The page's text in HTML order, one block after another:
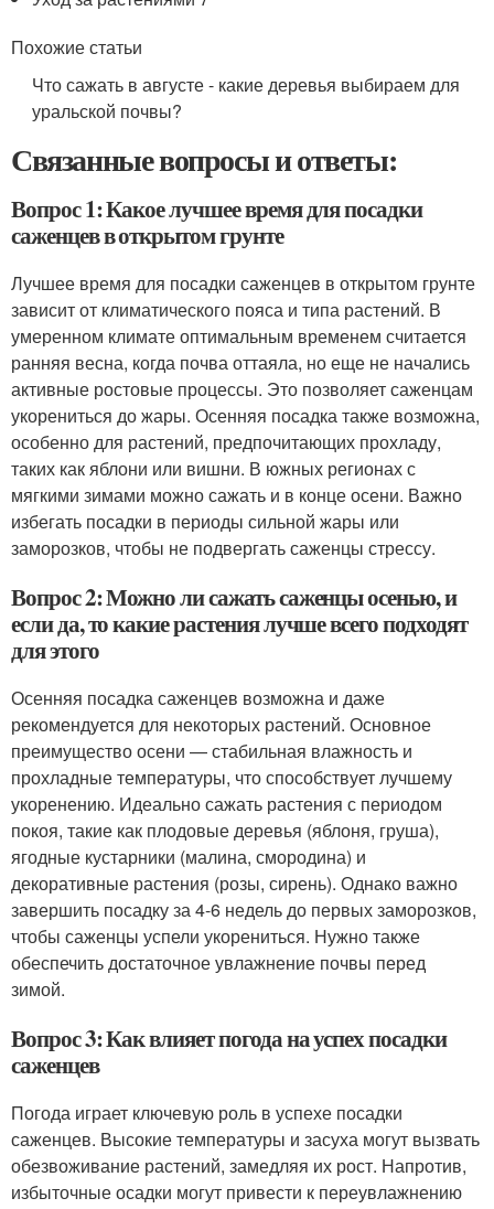
Похожие статьи
Что сажать в августе - какие деревья выбираем для
уральской почвы?
Связанные вопросы и ответы:
Вопрос 1: Какое лучшее время для посадки
саженцев в открытом грунте
Лучшее время для посадки саженцев в открытом грунте
зависит от климатического пояса и типа растений. В
умеренном климате оптимальным временем считается
ранняя весна, когда почва оттаяла, но еще не начались
активные ростовые процессы. Это позволяет саженцам
укорениться до жары. Осенняя посадка также возможна,
особенно для растений, предпочитающих прохладу,
таких как яблони или вишни. В южных регионах с
мягкими зимами можно сажать и в конце осени. Важно
избегать посадки в периоды сильной жары или
заморозков, чтобы не подвергать саженцы стрессу.
Вопрос 2: Можно ли сажать саженцы осенью, и
если да, то какие растения лучше всего подходят
для этого
Осенняя посадка саженцев возможна и даже
рекомендуется для некоторых растений. Основное
преимущество осени — стабильная влажность и
прохладные температуры, что способствует лучшему
укоренению. Идеально сажать растения с периодом
покоя, такие как плодовые деревья (яблоня, груша),
ягодные кустарники (малина, смородина) и
декоративные растения (розы, сирень). Однако важно
завершить посадку за 4-6 недель до первых заморозков,
чтобы саженцы успели укорениться. Нужно также
обеспечить достаточное увлажнение почвы перед
зимой.
Вопрос 3: Как влияет погода на успех посадки
саженцев
Погода играет ключевую роль в успехе посадки
саженцев. Высокие температуры и засуха могут вызвать
обезвоживание растений, замедляя их рост. Напротив,
избыточные осадки могут привести к переувлажнению